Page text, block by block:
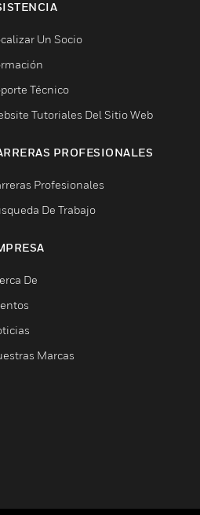
Un Socio
Técnico
Tutoriales Del Sitio Web
PROFESIONALES
Profesionales
De Trabajo
De
Marcas